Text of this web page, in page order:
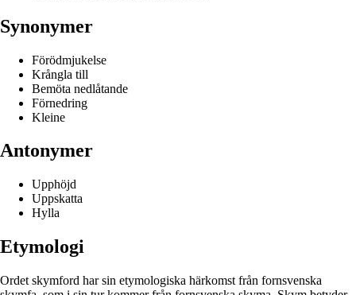
Synonymer
Förödmjukelse
Krångla till
Bemöta nedlåtande
Förnedring
Kleine
Antonymer
Upphöjd
Uppskatta
Hylla
Etymologi
Ordet skymford har sin etymologiska härkomst från fornsvenska